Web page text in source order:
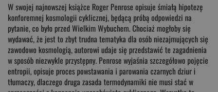
W swojej najnowszej książce Roger Penrose opisuje śmiałą hipotezę
konforemnej kosmologii cyklicznej, będącą próbą odpowiedzi na
pytanie, co było przed Wielkim Wybuchem. Chociaż mogłoby się
wydawać, że jest to zbyt trudna tematyka dla osób niezajmujących się
zawodowo kosmologią, autorowi udaje się przedstawić te zagadnienia
w sposób niezwykle przystępny. Penrose wyjaśnia szczegółowo pojęcie
entropii, opisuje proces powstawania i parowania czarnych dziur i
tłumaczy, dlaczego druga zasada termodynamiki nie musi stać w